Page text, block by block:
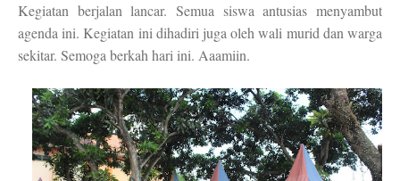
Kegiatan berjalan lancar. Semua siswa antusias menyambut
agenda ini. Kegiatan ini dihadiri juga oleh wali murid dan warga
sekitar. Semoga berkah hari ini. Aaamiin.